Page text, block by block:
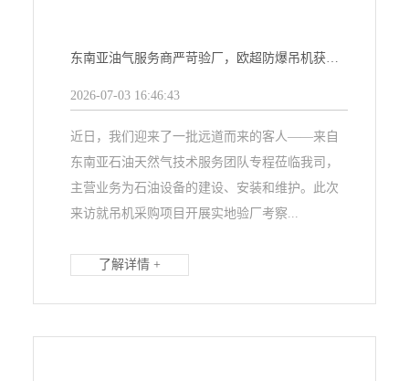
东南亚油气服务商严苛验厂，欧超防爆吊机获高度认可！
2026-07-03 16:46:43
近日，我们迎来了一批远道而来的客人——来自
东南亚石油天然气技术服务团队专程莅临我司，
主营业务为石油设备的建设、安装和维护。此次
来访就吊机采购项目开展实地验厂考察...
了解详情 +